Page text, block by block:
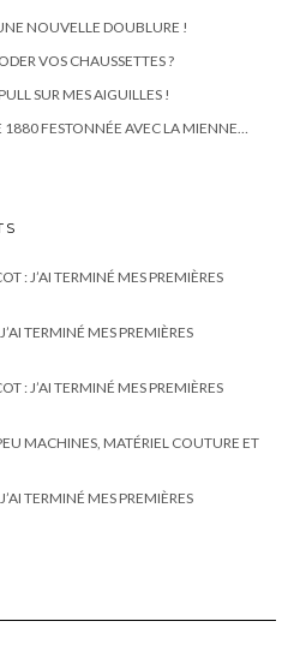
NOUVELLE DOUBLURE !
VOS CHAUSSETTES ?
SUR MES AIGUILLES !
FESTONNÉE AVEC LA MIENNE…
: J’AI TERMINÉ MES PREMIÈRES
TERMINÉ MES PREMIÈRES
: J’AI TERMINÉ MES PREMIÈRES
MACHINES, MATÉRIEL COUTURE ET
TERMINÉ MES PREMIÈRES